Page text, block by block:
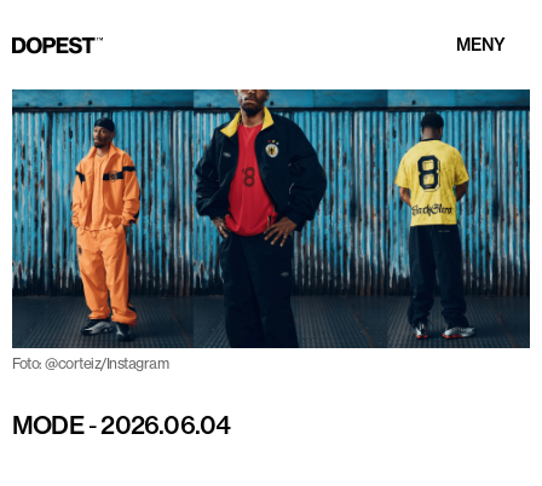
MENY
Foto: @corteiz/Instagram
MODE-2026.06.04